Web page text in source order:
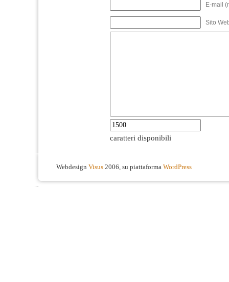
E-mail
Sito
caratteri disponibili
Webdesign Visus 2006, su piattaforma WordPress